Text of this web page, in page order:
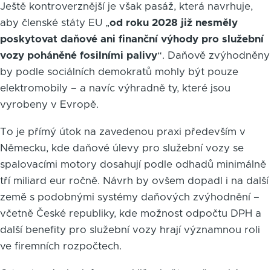
Ještě kontroverznější je však pasáž, která navrhuje,
aby členské státy EU „od roku 2028 již nesměly
poskytovat daňové ani finanční výhody pro služební
vozy poháněné fosilními palivy“. Daňově zvýhodněny
by podle sociálních demokratů mohly být pouze
elektromobily – a navíc výhradně ty, které jsou
vyrobeny v Evropě.
To je přímý útok na zavedenou praxi především v
Německu, kde daňové úlevy pro služební vozy se
spalovacími motory dosahují podle odhadů minimálně
tří miliard eur ročně. Návrh by ovšem dopadl i na další
země s podobnými systémy daňových zvýhodnění –
včetně České republiky, kde možnost odpočtu DPH a
další benefity pro služební vozy hrají významnou roli
ve firemních rozpočtech.